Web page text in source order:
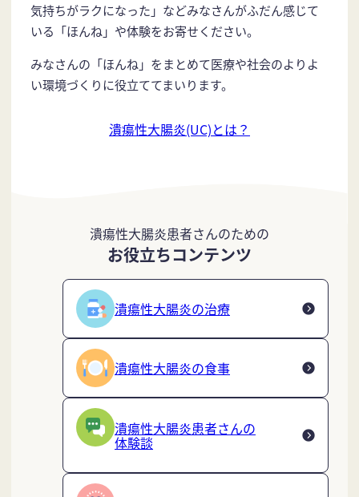
気持ちがラクになった」などみなさんがふだん感じて
いる「ほんね」や体験をお寄せください。
みなさんの「ほんね」をまとめて医療や社会のよりよ
い環境づくりに役立ててまいります。
潰瘍性大腸炎(UC)とは？
潰瘍性大腸炎患者さんのための
お役立ちコンテンツ
潰瘍性大腸炎の治療
潰瘍性大腸炎の食事
潰瘍性大腸炎患者さんの
体験談